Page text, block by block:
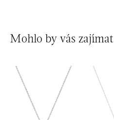
Mohlo by vás zajímat